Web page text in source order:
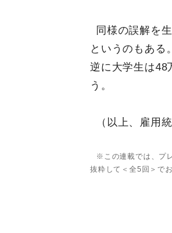
同様の誤解を
というのもある
逆に大学生は48
う。
（以上、雇用
※この連載では、プ
抜粋して＜全5回＞で